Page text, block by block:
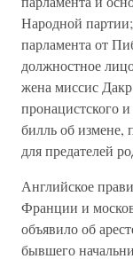
Народной
парламента от
должностное
жена миссис
пронацистского
билль об измене,
для предателей
Английское
Франции и
объявило об
бывшего